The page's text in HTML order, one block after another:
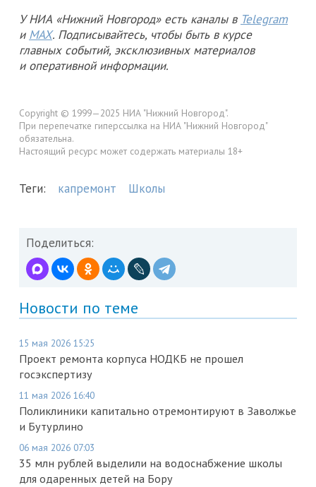
У НИА «Нижний Новгород» есть каналы в Telegram
и MAX. Подписывайтесь, чтобы быть в курсе
главных событий, эксклюзивных материалов
и оперативной информации.
Copyright © 1999—2025 НИА "Нижний Новгород".
При перепечатке гиперссылка на НИА "Нижний Новгород"
обязательна.
Настоящий ресурс может содержать материалы 18+
Теги: капремонт Школы
Поделиться:
Новости по теме
15 мая 2026 15:25
Проект ремонта корпуса НОДКБ не прошел
госэкспертизу
11 мая 2026 16:40
Поликлиники капитально отремонтируют в Заволжье
и Бутурлино
06 мая 2026 07:03
35 млн рублей выделили на водоснабжение школы
для одаренных детей на Бору